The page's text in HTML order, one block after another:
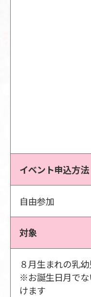
イベント申込方法
自由参加
対象
８月生まれの乳
※お誕生日月でな
けます